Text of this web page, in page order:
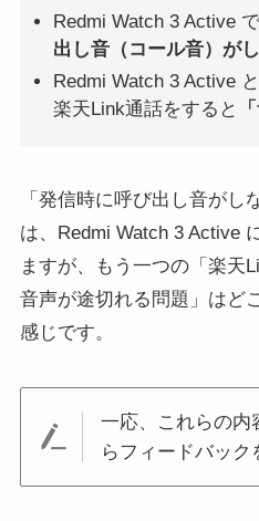
Redmi Watch 3 Active
出し音（コール音）がし
Redmi Watch 3 Active
楽天Link通話をすると
「発信時に呼び出し音がし
は、Redmi Watch 3 Active
ますが、もう一つの「楽天
音声が途切れる問題」はど
感じです。
一応、これらの内
らフィードバック